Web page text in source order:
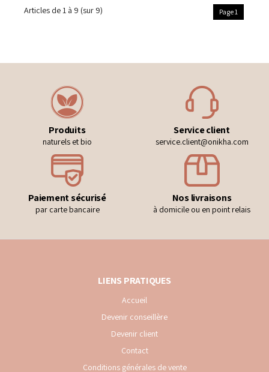
Page 1
Articles de1 à 9 (sur 9)
Produits
naturels et bio
Service client
service.client@onikha.com
Paiement sécurisé
par carte bancaire
Nos livraisons
à domicile ou en point relais
LIENS PRATIQUES
Accueil
Devenir conseillère
Devenir client
Contact
Conditions générales de vente